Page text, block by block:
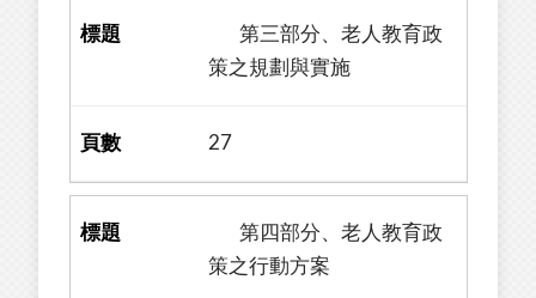
第三部分、老人教育政
策之規劃與實施
27
第四部分、老人教育政
策之行動方案